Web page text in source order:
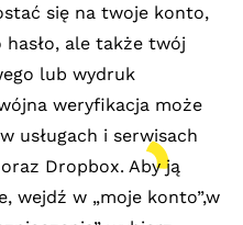
się na twoje konto,
ale także twój
lub wydruk
weryfikacja może
usługach i serwisach
Dropbox. Aby ją
wejdź w „moje konto”,w